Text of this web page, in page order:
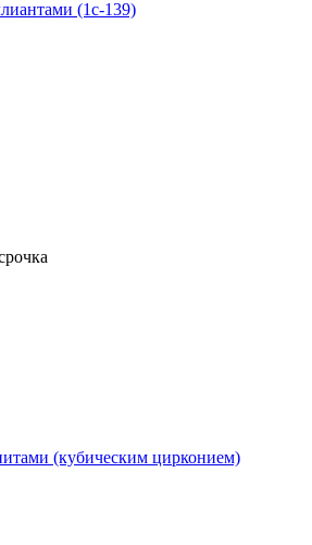
(1с-139)
(кубическим цирконием)